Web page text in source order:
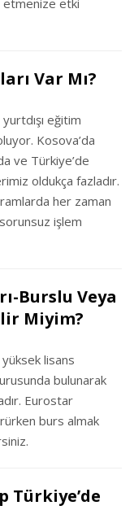
etmenize etki
Var Mı?
eğitim
Kosova’da
ve Türkiye’de
oldukça fazladır.
her zaman
işlem
Burslu Veya
Miyim?
lisans
bulunarak
Eurostar
burs almak
Türkiye’de